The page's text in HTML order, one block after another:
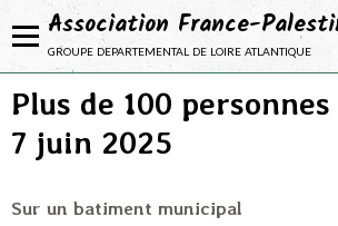
groupe departemental de loire atlantique
NOTRE ASSOCIATION
Adhérer
Plus de 100
7 juin 2025
Sur un batiment municipal